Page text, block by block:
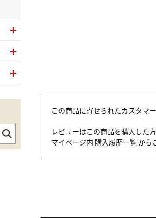
この商品に寄せられたカスタマ
レビューはこの商品を購入した
マイページ内 購入履歴一覧 から